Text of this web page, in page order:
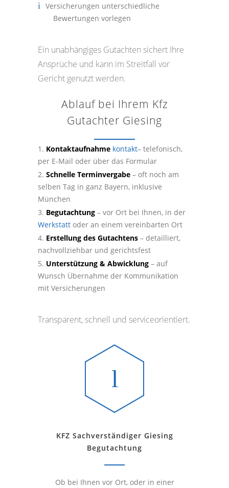
Versicherungen unterschiedliche
Bewertungen vorlegen
Ein unabhängiges Gutachten sichert Ihre
Ansprüche und kann im Streitfall vor
Gericht genutzt werden.
Ablauf bei Ihrem Kfz
Gutachter Giesing
Kontaktaufnahme kontakt– telefonisch,
per E-Mail oder über das Formular
Schnelle Terminvergabe – oft noch am
selben Tag in ganz Bayern, inklusive
München
Begutachtung – vor Ort bei Ihnen, in der
Werkstatt oder an einem vereinbarten Ort
Erstellung des Gutachtens – detailliert,
nachvollziehbar und gerichtsfest
Unterstützung & Abwicklung – auf
Wunsch Übernahme der Kommunikation
mit Versicherungen
Transparent, schnell und serviceorientiert.
KFZ Sachverständiger Giesing
Begutachtung
Ob bei Ihnen vor Ort, oder in einer